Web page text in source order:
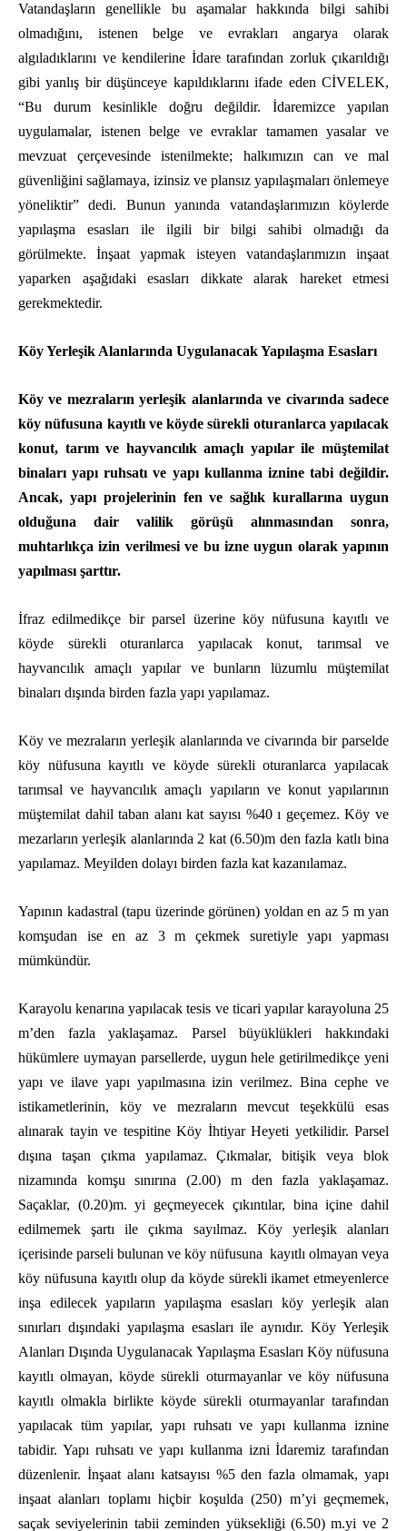
Vatandaşların genellikle bu aşamalar hakkında bilgi sahibi
olmadığını, istenen belge ve evrakları angarya olarak
algıladıklarını ve kendilerine İdare tarafından zorluk çıkarıldığı
gibi yanlış bir düşünceye kapıldıklarını ifade eden CİVELEK,
“Bu durum kesinlikle doğru değildir. İdaremizce yapılan
uygulamalar, istenen belge ve evraklar tamamen yasalar ve
mevzuat çerçevesinde istenilmekte; halkımızın can ve mal
güvenliğini sağlamaya, izinsiz ve plansız yapılaşmaları önlemeye
yöneliktir” dedi. Bunun yanında vatandaşlarımızın köylerde
yapılaşma esasları ile ilgili bir bilgi sahibi olmadığı da
görülmekte. İnşaat yapmak isteyen vatandaşlarımızın inşaat
yaparken aşağıdaki esasları dikkate alarak hareket etmesi
gerekmektedir.
Köy Yerleşik Alanlarında Uygulanacak Yapılaşma Esasları
Köy ve mezraların yerleşik alanlarında ve civarında sadece
köy nüfusuna kayıtlı ve köyde sürekli oturanlarca yapılacak
konut, tarım ve hayvancılık amaçlı yapılar ile müştemilat
binaları yapı ruhsatı ve yapı kullanma iznine tabi değildir.
Ancak, yapı projelerinin fen ve sağlık kurallarına uygun
olduğuna dair valilik görüşü alınmasından sonra,
muhtarlıkça izin verilmesi ve bu izne uygun olarak yapının
yapılması şarttır.
İfraz edilmedikçe bir parsel üzerine köy nüfusuna kayıtlı ve
köyde sürekli oturanlarca yapılacak konut, tarımsal ve
hayvancılık amaçlı yapılar ve bunların lüzumlu müştemilat
binaları dışında birden fazla yapı yapılamaz.
Köy ve mezraların yerleşik alanlarında ve civarında bir parselde
köy nüfusuna kayıtlı ve köyde sürekli oturanlarca yapılacak
tarımsal ve hayvancılık amaçlı yapıların ve konut yapılarının
müştemilat dahil taban alanı kat sayısı %40 ı geçemez. Köy ve
mezarların yerleşik alanlarında 2 kat (6.50)m den fazla katlı bina
yapılamaz. Meyilden dolayı birden fazla kat kazanılamaz.
Yapının kadastral (tapu üzerinde görünen) yoldan en az 5 m yan
komşudan ise en az 3 m çekmek suretiyle yapı yapması
mümkündür.
Karayolu kenarına yapılacak tesis ve ticari yapılar karayoluna 25
m’den fazla yaklaşamaz. Parsel büyüklükleri hakkındaki
hükümlere uymayan parsellerde, uygun hele getirilmedikçe yeni
yapı ve ilave yapı yapılmasına izin verilmez. Bina cephe ve
istikametlerinin, köy ve mezraların mevcut teşekkülü esas
alınarak tayin ve tespitine Köy İhtiyar Heyeti yetkilidir. Parsel
dışına taşan çıkma yapılamaz. Çıkmalar, bitişik veya blok
nizamında komşu sınırına (2.00) m den fazla yaklaşamaz.
Saçaklar, (0.20)m. yi geçmeyecek çıkıntılar, bina içine dahil
edilmemek şartı ile çıkma sayılmaz. Köy yerleşik alanları
içerisinde parseli bulunan ve köy nüfusuna kayıtlı olmayan veya
köy nüfusuna kayıtlı olup da köyde sürekli ikamet etmeyenlerce
inşa edilecek yapıların yapılaşma esasları köy yerleşik alan
sınırları dışındaki yapılaşma esasları ile aynıdır. Köy Yerleşik
Alanları Dışında Uygulanacak Yapılaşma Esasları Köy nüfusuna
kayıtlı olmayan, köyde sürekli oturmayanlar ve köy nüfusuna
kayıtlı olmakla birlikte köyde sürekli oturmayanlar tarafından
yapılacak tüm yapılar, yapı ruhsatı ve yapı kullanma iznine
tabidir. Yapı ruhsatı ve yapı kullanma izni İdaremiz tarafından
düzenlenir. İnşaat alanı katsayısı %5 den fazla olmamak, yapı
inşaat alanları toplamı hiçbir koşulda (250) m’yi geçmemek,
saçak seviyelerinin tabii zeminden yüksekliği (6.50) m.yi ve 2